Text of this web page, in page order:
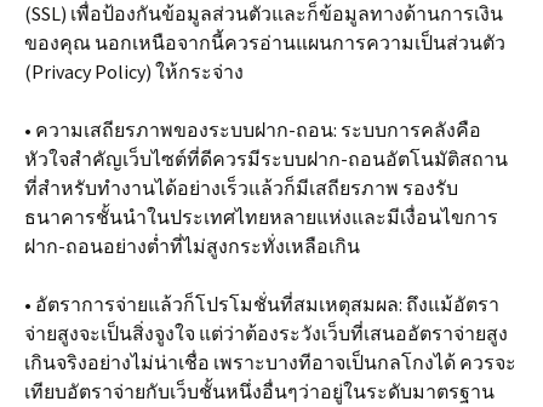
(SSL) เพื่อป้องกันข้อมูลส่วนตัวและก็ข้อมูลทางด้านการเงิน
ของคุณ นอกเหนือจากนี้ควรอ่านแผนการความเป็นส่วนตัว
(Privacy Policy) ให้กระจ่าง
• ความเสถียรภาพของระบบฝาก-ถอน: ระบบการคลังคือ
หัวใจสำคัญเว็บไซต์ที่ดีควรมีระบบฝาก-ถอนอัตโนมัติสถาน
ที่สำหรับทำงานได้อย่างเร็วแล้วก็มีเสถียรภาพ รองรับ
ธนาคารชั้นนำในประเทศไทยหลายแห่งและมีเงื่อนไขการ
ฝาก-ถอนอย่างต่ำที่ไม่สูงกระทั่งเหลือเกิน
• อัตราการจ่ายแล้วก็โปรโมชั่นที่สมเหตุสมผล: ถึงแม้อัตรา
จ่ายสูงจะเป็นสิ่งจูงใจ แต่ว่าต้องระวังเว็บที่เสนออัตราจ่ายสูง
เกินจริงอย่างไม่น่าเชื่อ เพราะบางทีอาจเป็นกลโกงได้ ควรจะ
เทียบอัตราจ่ายกับเว็บชั้นหนึ่งอื่นๆว่าอยู่ในระดับมาตรฐาน